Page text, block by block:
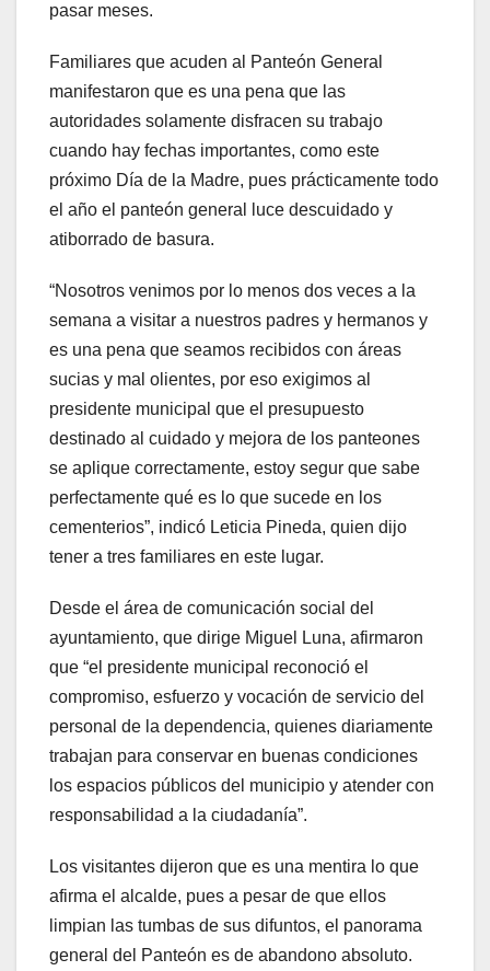
pasar meses.
Familiares que acuden al Panteón General
manifestaron que es una pena que las
autoridades solamente disfracen su trabajo
cuando hay fechas importantes, como este
próximo Día de la Madre, pues prácticamente todo
el año el panteón general luce descuidado y
atiborrado de basura.
“Nosotros venimos por lo menos dos veces a la
semana a visitar a nuestros padres y hermanos y
es una pena que seamos recibidos con áreas
sucias y mal olientes, por eso exigimos al
presidente municipal que el presupuesto
destinado al cuidado y mejora de los panteones
se aplique correctamente, estoy segur que sabe
perfectamente qué es lo que sucede en los
cementerios”, indicó Leticia Pineda, quien dijo
tener a tres familiares en este lugar.
Desde el área de comunicación social del
ayuntamiento, que dirige Miguel Luna, afirmaron
que “el presidente municipal reconoció el
compromiso, esfuerzo y vocación de servicio del
personal de la dependencia, quienes diariamente
trabajan para conservar en buenas condiciones
los espacios públicos del municipio y atender con
responsabilidad a la ciudadanía”.
Los visitantes dijeron que es una mentira lo que
afirma el alcalde, pues a pesar de que ellos
limpian las tumbas de sus difuntos, el panorama
general del Panteón es de abandono absoluto.